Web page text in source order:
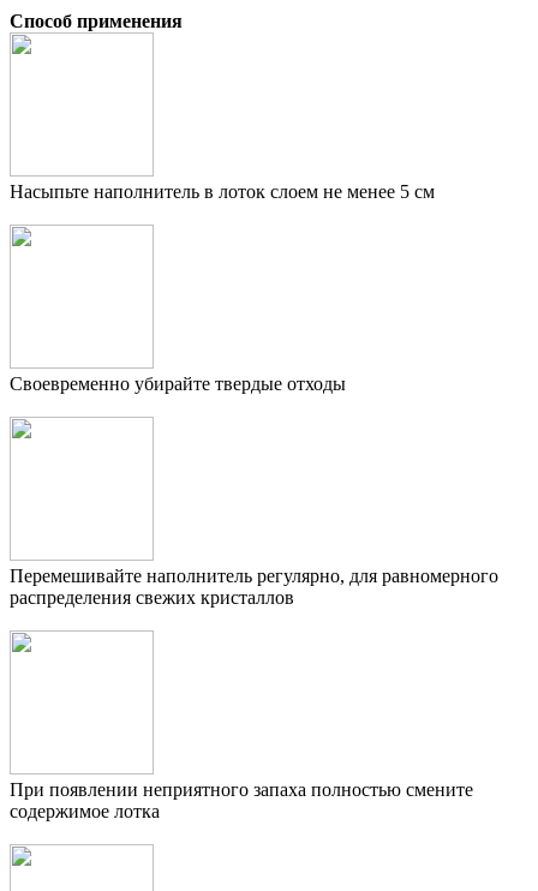
Способ применения
Насыпьте наполнитель в лоток слоем не менее 5 см
Своевременно убирайте твердые отходы
Перемешивайте наполнитель регулярно, для равномерного
распределения свежих кристаллов
При появлении неприятного запаха полностью смените
содержимое лотка